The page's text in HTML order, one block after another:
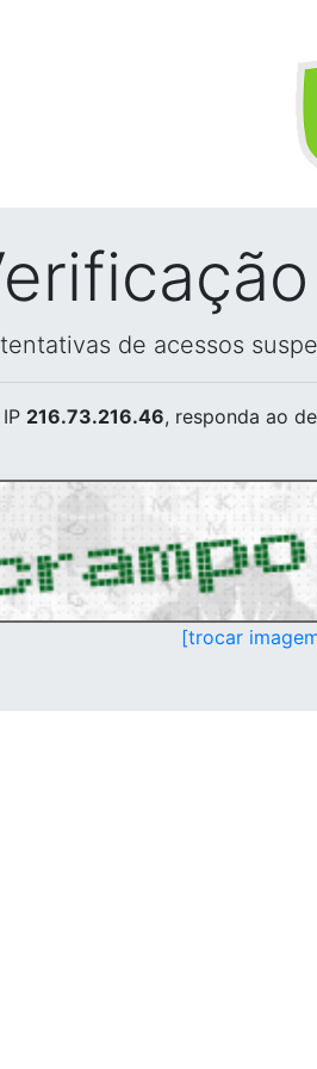
de acessos
216.73.216.46, responda ao
[trocar